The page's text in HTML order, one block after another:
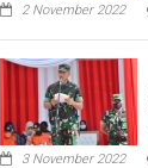
2 November 2022
3 November 2022